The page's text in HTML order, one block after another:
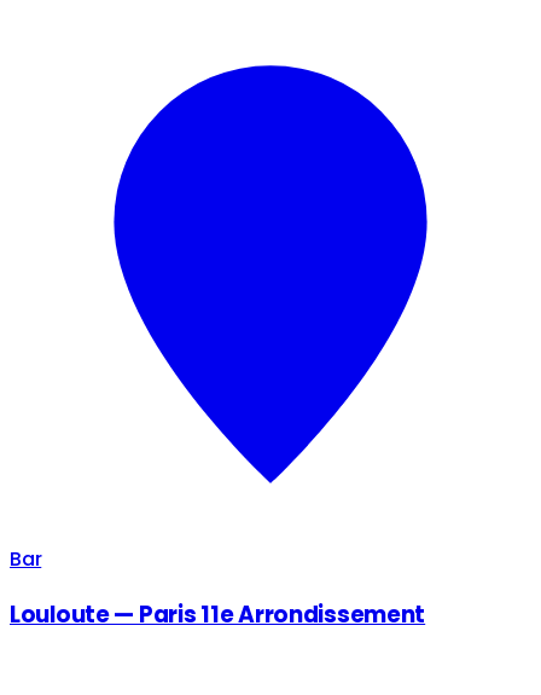
Bar
Louloute — Paris 11e Arrondissement